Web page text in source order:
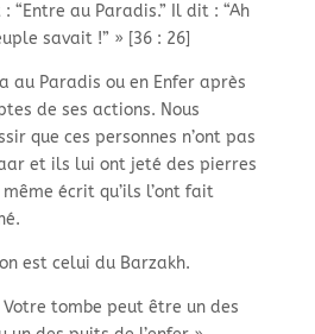
au Paradis.” Il dit : “Ah
savait !” » [36 : 26]
au Paradis ou en Enfer après
de ses actions. Nous
que ces personnes n’ont pas
et ils lui ont jeté des pierres
écrit qu’ils l’ont fait
est celui du Barzakh.
tombe peut être un des